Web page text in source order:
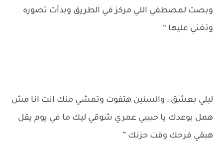
وبصت لمصطفي اللي مركز في الطريق وبدأت تصوره
وتغني عليها “
ليلي بعشق : والسنين هتفوت وتمشي منك انت انا مش
همل بوعدك يا حبيبي عمري شوقي ليك ما في يوم يقل
هبقي فرحك وقت حزنك ”